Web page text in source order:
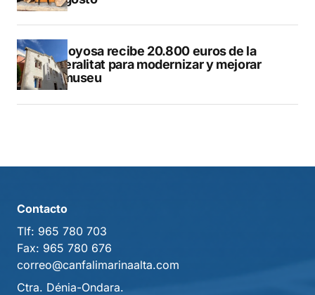
Villajoyosa recibe 20.800 euros de la
Generalitat para modernizar y mejorar
Vilamuseu
Contacto
Tlf: 965 780 703
Fax: 965 780 676
correo@canfalimarinaalta.com
Ctra. Dénia-Ondara.